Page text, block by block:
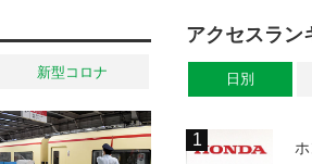
新型コロナ
アクセスラン
日別